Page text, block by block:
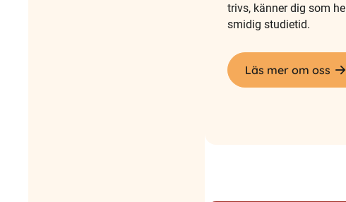
trivs, känner dig som
smidig studietid.
Läs mer om oss